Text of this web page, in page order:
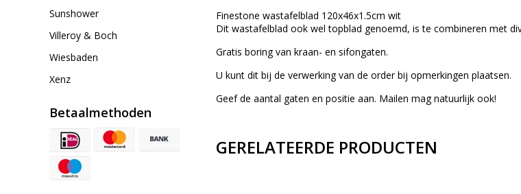
Sunshower
Villeroy & Boch
Wiesbaden
Xenz
Betaalmethoden
Finestone wastafelblad 120x46x1.5cm wit
Dit wastafelblad ook wel topblad genoemd, is te combineren met
Gratis boring van kraan- en sifongaten.
U kunt dit bij de verwerking van de order bij opmerkingen plaatsen.
Geef de aantal gaten en positie aan. Mailen mag natuurlijk ook!
GERELATEERDE PRODUCTEN